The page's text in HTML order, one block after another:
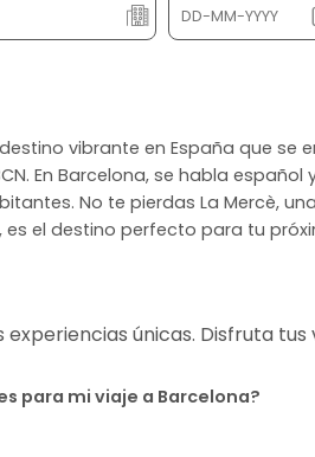
vibrante en España que
En Barcelona, se habla
No te pierdas La Mercè,
el destino perfecto para tu
únicas. Disfruta tus
para mi viaje a Barcelona?